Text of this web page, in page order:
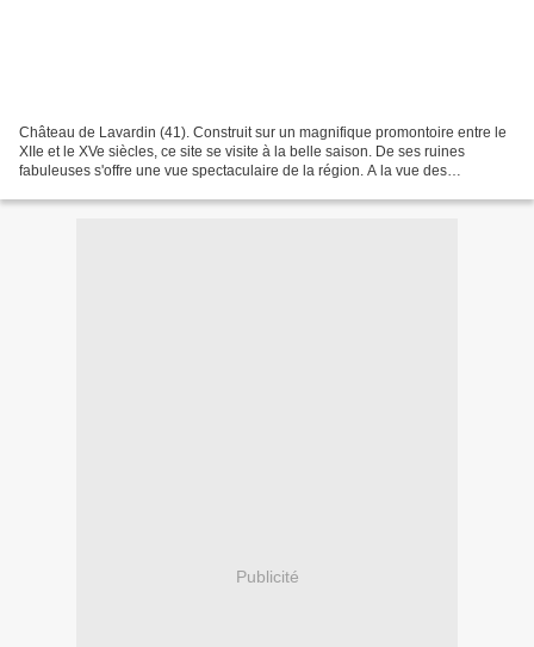
Château de Lavardin (41). Construit sur un magnifique promontoire entre le
XIIe et le XVe siècles, ce site se visite à la belle saison. De ses ruines
fabuleuses s'offre une vue spectaculaire de la région. A la vue des
Publicité